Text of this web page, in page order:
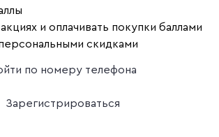
и оплачивать покупки баллами
скидками
по номеру телефона
Зарегистрироваться